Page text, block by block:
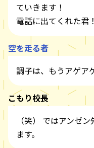
ていきます！
電話に出てくれた君
空を走る者
調子は、もうアゲア
こもり校長
（笑） ではアンゼ
ます。